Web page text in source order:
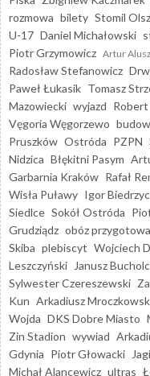
rozmowa bilety Stomil
U-17 Daniel Michałowski
Piotr Grzymowicz Artur
Radosław Stefanowicz
Paweł Łukasik Tomasz
Mazowiecki wyjazd
Vęgoria Węgorzewo
Pruszków Ostróda PZPN
Nidzica Błękitni Pasym
Garbarnia Kraków Rafał
Wisła Puławy Igor
Siedlce Sokół Ostróda
Grudziądz obóz
Skiba plebiscyt Wojciech
Leszczyński
Janusz Bucholc
Sylwester Czereszewski
Kun Arkadiusz
Wojda DKS Dobre Miasto
Zin Stadion wywiad
Gdynia Piotr Głowacki
Michał Alancewicz ultras